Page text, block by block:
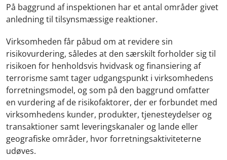
På baggrund af inspektionen har et antal områder givet
anledning til tilsynsmæssige reaktioner.
Virksomheden får påbud om at revidere sin
risikovurdering, således at den særskilt forholder sig til
risikoen for henholdsvis hvidvask og finansiering af
terrorisme samt tager udgangspunkt i virksomhedens
forretningsmodel, og som på den baggrund omfatter
en vurdering af de risikofaktorer, der er forbundet med
virksomhedens kunder, produkter, tjenesteydelser og
transaktioner samt leveringskanaler og lande eller
geografiske områder, hvor forretningsaktiviteterne
udøves.